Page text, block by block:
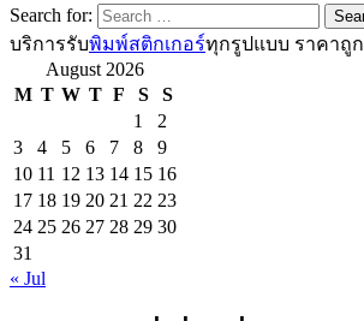
Search for:
บริการรับพิมพ์สติกเกอร์ทุกรูปแบบ ราคาถูก
August 2026
M T W T F S
S
1
2
3
4 5 6 7 8
9
10 11 12 13 14 15 16
17 18 19 20 21 22 23
24 25 26 27 28 29 30
31
« Jul